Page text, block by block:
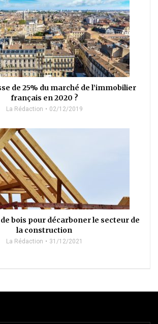
de 25% du marché de l’immobilier
français en 2020 ?
La Rédaction 02/12/2019
de bois pour décarboner le secteur de
la construction
La Rédaction 31/12/2021